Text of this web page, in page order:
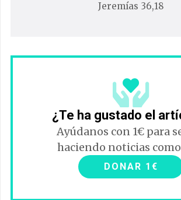
Jeremías 36,18
¿Te ha gustado el
Ayúdanos con 1€ para
haciendo noticias
DONAR 1€